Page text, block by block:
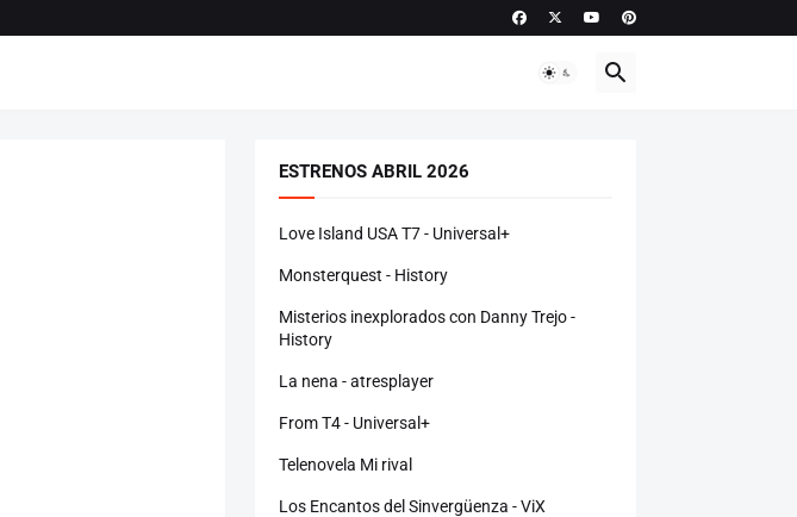
ESTRENOS ABRIL 2026
Love Island USA T7 - Universal+
Monsterquest - History
Misterios inexplorados con Danny Trejo -
History
La nena - atresplayer
From T4 - Universal+
Telenovela Mi rival
Los Encantos del Sinvergüenza - ViX